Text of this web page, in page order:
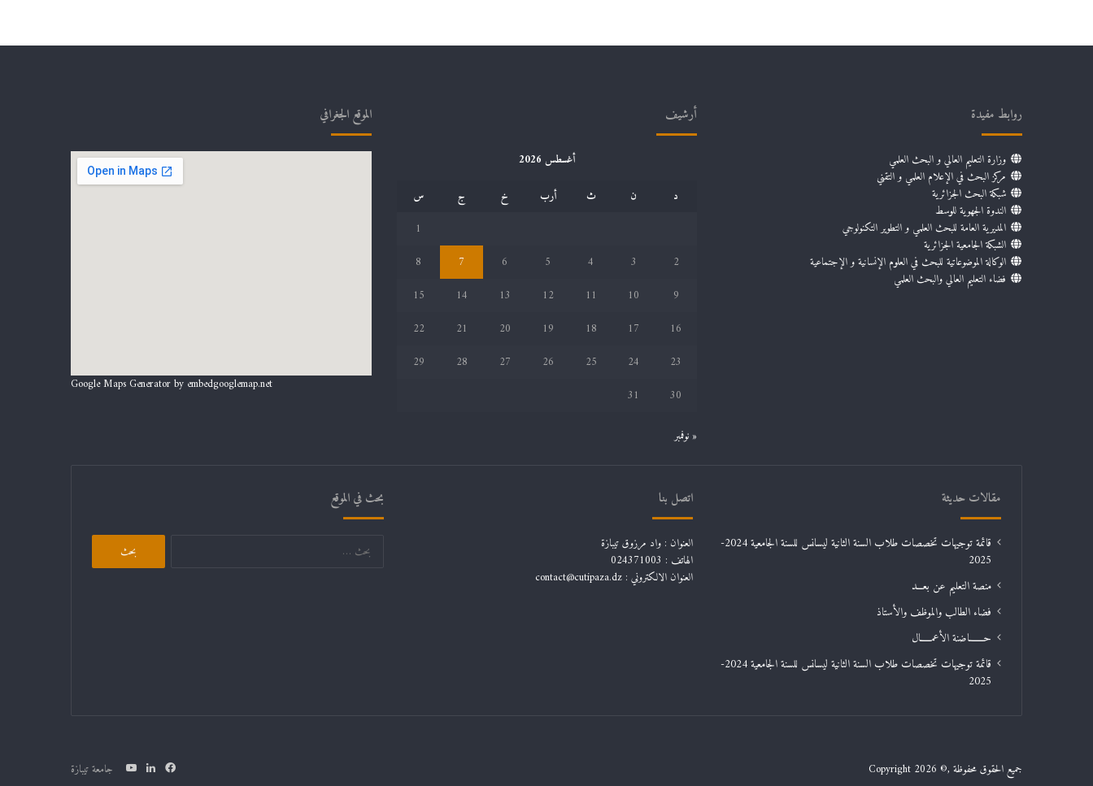
روابط مفيدة
وزارة التعليم العالي و البحث العلمي
مركز البحث في الإعلام العلمي و التقني
شبكة البحث الجزائرية
الندوة الجهوية للوسط
المديرية العامة للبحث العلمي و التطوير التكنولوجي
الشبكة الجامعية الجزائرية
الوكالة الموضوعاتية للبحث في العلوم الإنسانية و الإجتماعية
فضاء التعليم العالي والبحث العلمي
أرشيف
أغسطس 2026
د
ن ث أرب خ ج
س
1
2
3
4
5
6
7
8
9
10
11
12
13
14
15
16
17
18
19
20
21
22
23
24
25
26
27
28
29
30
31
« نوفمبر
الموقع الجغرافي
Google Maps Generator by embedgooglemap.net
مقالات حديثة
قائمة توجيهات تخصصات طلاب السنة الثانية ليسانس للسنة الجامعية 2024-
2025
منصة التعليم عن بعـــد
فضاء الطالب والموظف والأستاذ
حـــــــاضنة الأعمـــــال
قائمة توجيهات تخصصات طلاب السنة الثانية ليسانس للسنة الجامعية 2024-
2025
اتصل بنا
العنوان : واد مرزوق تيبازة
الهاتف : 024371003
العنوان الالكتروني : contact@cutipaza.dz
بحث في الموقع
البحث
جميع الحقوق محفوظة ,© Copyright 2026 جامعة تيبازة فيسبوكلينكدإنيوتيوب